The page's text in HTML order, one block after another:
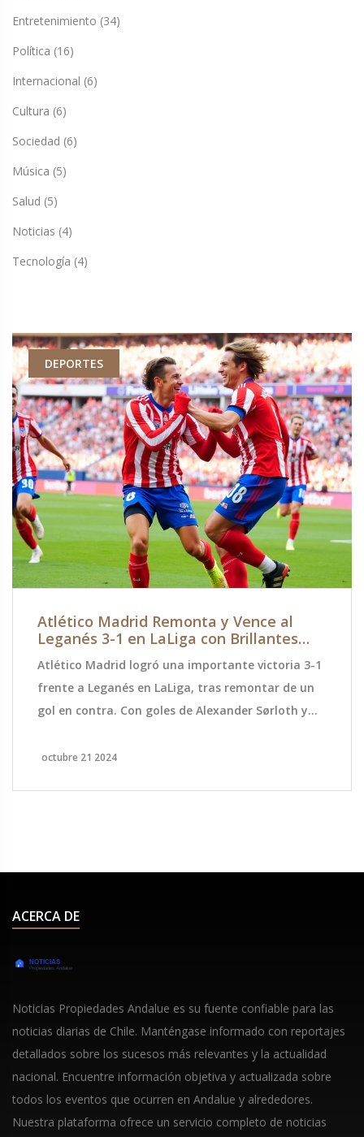
Entretenimiento (34)
Política (16)
Internacional (6)
Cultura (6)
Sociedad (6)
Música (5)
Salud (5)
Noticias (4)
Tecnología (4)
DEPORTES
Atlético Madrid Remonta y Vence al
Leganés 3-1 en LaLiga con Brillantes
Atlético Madrid logró una importante victoria 3-1
frente a Leganés en LaLiga, tras remontar de un
gol en contra. Con goles de Alexander Sørloth y
la clasificación. Este triunfo rompe una racha de
octubre 21 2024
ACERCA DE
Noticias Propiedades Andalue es su fuente confiable para las
noticias diarias de Chile. Manténgase informado con reportajes
detallados sobre los sucesos más relevantes y la actualidad
nacional. Encuentre información objetiva y actualizada sobre
todos los eventos que ocurren en Andalue y alrededores.
Nuestra plataforma ofrece un servicio completo de noticias